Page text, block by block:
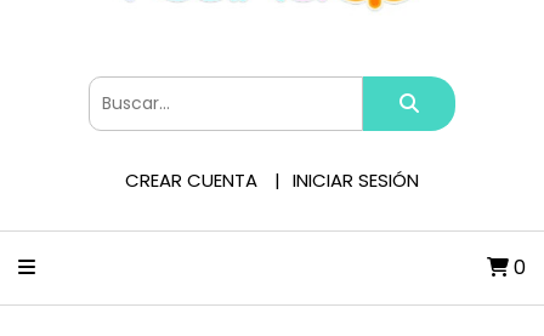
CREAR CUENTA INICIAR SESIÓN
0